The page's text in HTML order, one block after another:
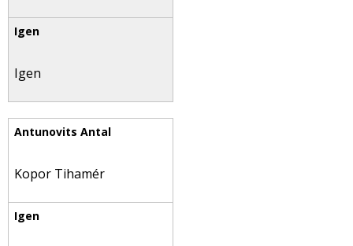
Igen
Kopor Tihamér